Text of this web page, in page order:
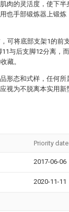
肉的灵活度，使下半
也手部锻炼器上锻炼
可将底部支架1的前
与后支脚12分离，
藏。
形态和式样，任何所
视为不脱离本实用新
Priority date
2017-06-06
2020-11-11